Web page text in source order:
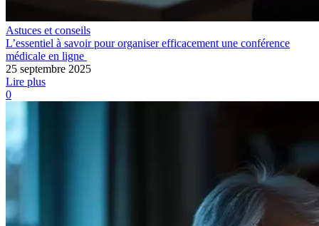
Astuces et conseils
L’essentiel à savoir pour organiser efficacement une conférence
médicale en ligne
25 septembre 2025
Lire plus
0